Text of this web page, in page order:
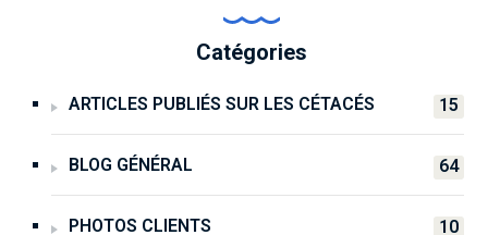
Catégories
ARTICLES PUBLIÉS SUR LES CÉTACÉS 15
BLOG GÉNÉRAL 64
PHOTOS CLIENTS 10